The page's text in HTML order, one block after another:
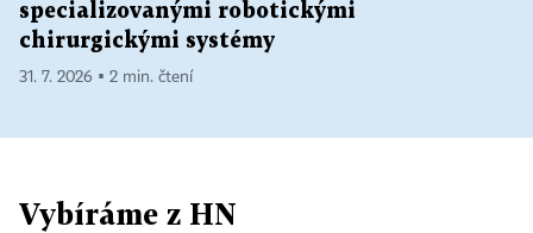
specializovanými robotickými
chirurgickými systémy
31. 7. 2026 ▪ 2 min. čtení
Vybíráme z HN